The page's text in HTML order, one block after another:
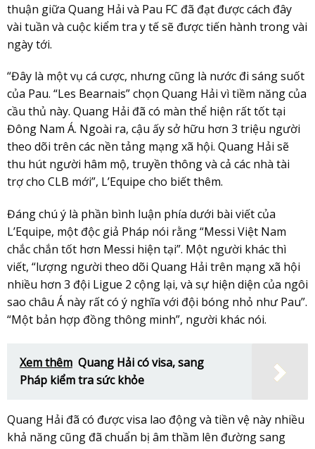
thuận giữa Quang Hải và Pau FC đã đạt được cách đây
vài tuần và cuộc kiểm tra y tế sẽ được tiến hành trong vài
ngày tới.
“Đây là một vụ cá cược, nhưng cũng là nước đi sáng suốt
của Pau. “Les Bearnais” chọn Quang Hải vì tiềm năng của
cầu thủ này. Quang Hải đã có màn thể hiện rất tốt tại
Đông Nam Á. Ngoài ra, cậu ấy sở hữu hơn 3 triệu người
theo dõi trên các nền tảng mạng xã hội. Quang Hải sẽ
thu hút người hâm mộ, truyền thông và cả các nhà tài
trợ cho CLB mới”, L’Equipe cho biết thêm.
Đáng chú ý là phần bình luận phía dưới bài viết của
L’Equipe, một độc giả Pháp nói rằng “Messi Việt Nam
chắc chắn tốt hơn Messi hiện tại”. Một người khác thì
viết, “lượng người theo dõi Quang Hải trên mạng xã hội
nhiều hơn 3 đội Ligue 2 cộng lại, và sự hiện diện của ngôi
sao châu Á này rất có ý nghĩa với đội bóng nhỏ như Pau”.
“Một bản hợp đồng thông minh”, người khác nói.
Xem thêm Quang Hải có visa, sang
Pháp kiểm tra sức khỏe
Quang Hải đã có được visa lao động và tiền vệ này nhiều
khả năng cũng đã chuẩn bị âm thầm lên đường sang